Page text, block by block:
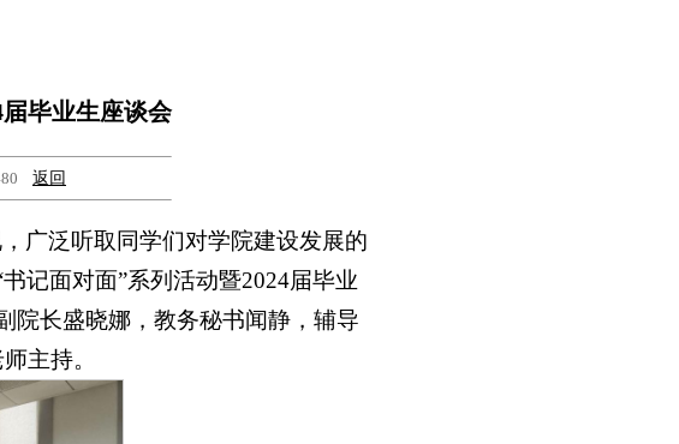
毕业生座谈会
返回
广泛听取同学们对学院建设发展的
记面对面”系列活动暨2024届毕业
院长盛晓娜，教务秘书闻静，辅导
主持。